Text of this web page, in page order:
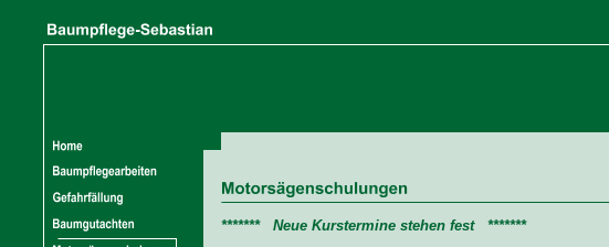
******* Neue Kurstermine stehen fest *******